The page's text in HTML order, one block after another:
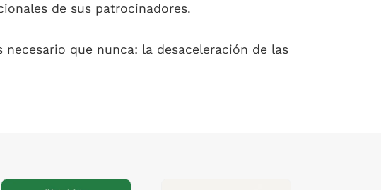
de sus patrocinadores.
que nunca: la desaceleración de las